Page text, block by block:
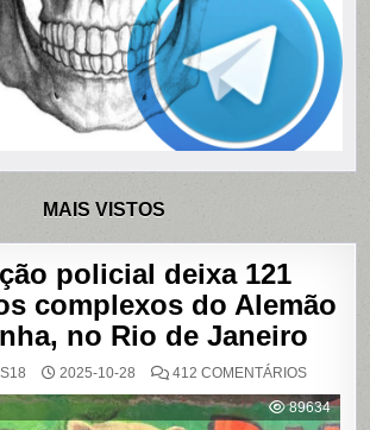
MAIS VISTOS
policial deixa 121
complexos do Alemão
no Rio de Janeiro
2025-10-28 412 COMENTÁRIOSEM
POLICIAL
DEIXA
89634